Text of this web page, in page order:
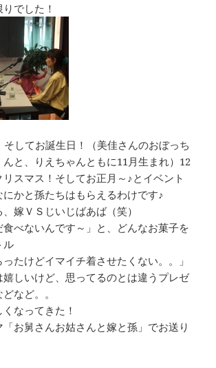
でした！
そしてお誕生日！（美佳さんのおぼっち
んと、りえちゃんともに11月生まれ）12
リスマス！そしてお正月～♪とイベント
かと孫たちはもらえるわけです♪
嫁ＶＳじいじばあば（笑）
食べないんです～」と、どんなお菓子を
ル
ったけどイマイチ着させたくない。。」
嬉しいけど、思ってるのとは違うプレゼ
など。。
なってきた！
お舅さんお姑さんと嫁と孫」でお送り